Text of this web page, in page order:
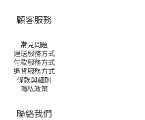
顧客服務
常見問題
運送服務方式
付款服務方式
退貨服務方式
條款與細則
隱私政策
聯絡我們